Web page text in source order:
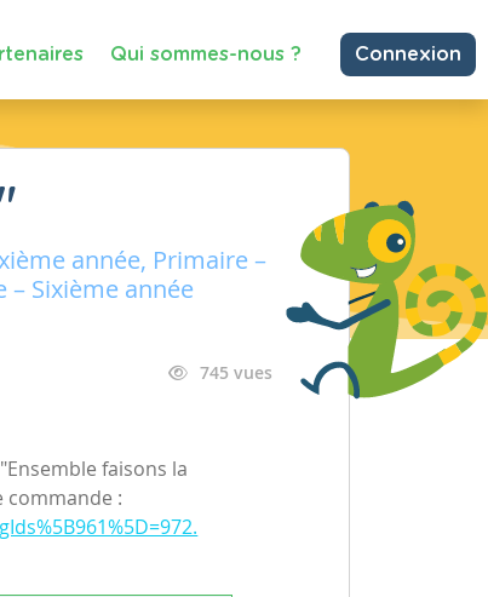
Qui sommes-nous ? Connexion
année, Primaire –
Sixième année
745 vues
faisons la
commande :